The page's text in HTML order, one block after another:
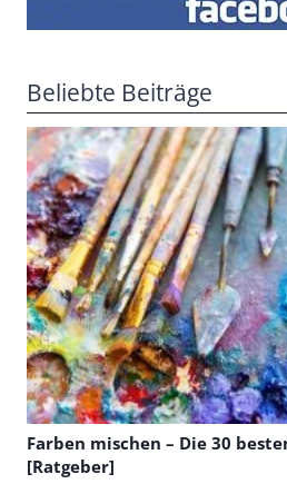
Beliebte Beiträge
Farben mischen – Die 30
[Ratgeber]